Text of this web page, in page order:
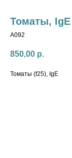
Томаты, IgE
A092
850,00 р.
Томаты (f25), IgE